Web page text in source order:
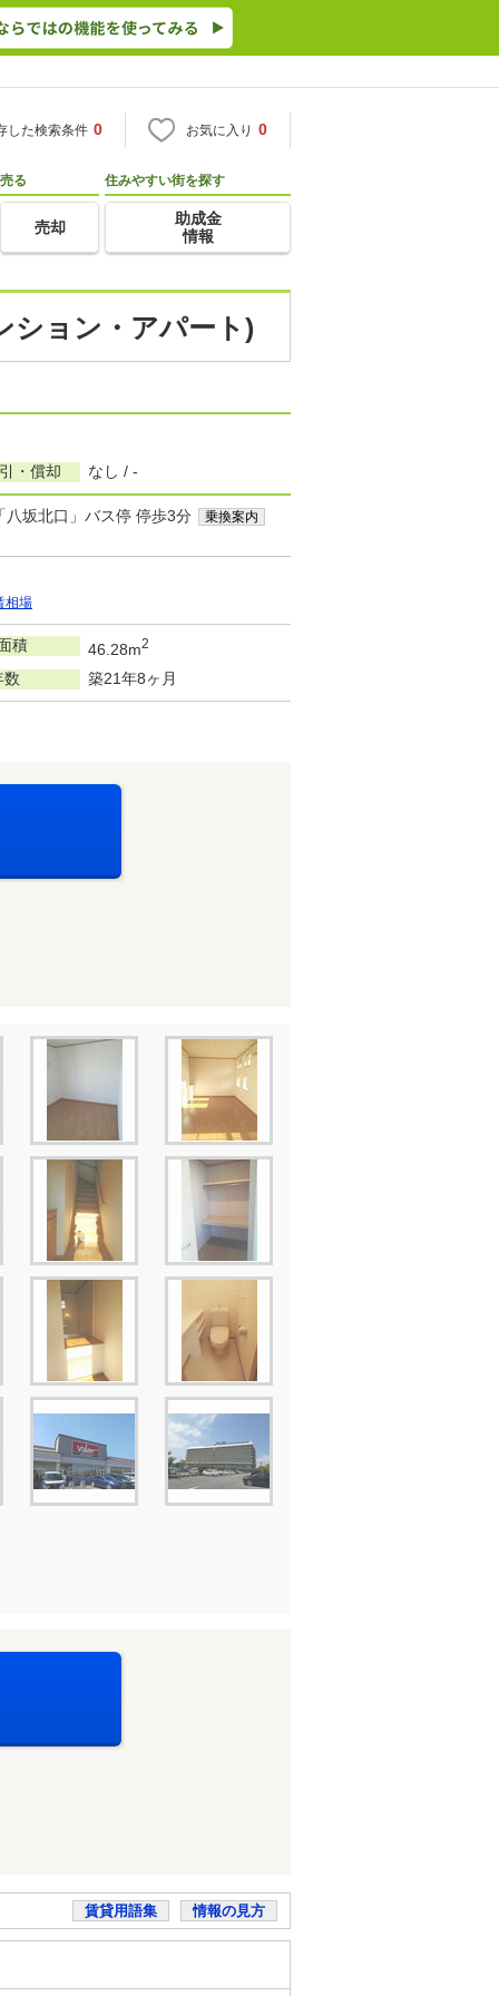
した検索条件 0 お気に入り 0
売る
売却
住みやすい街を探す
助成金
情報
ョン・アパート)
・償却 なし / -
八坂北口」バス停 停歩3分
乗換案内
相場
積 46.28m2
数 築21年8ヶ月
賃貸用語集 情報の見方